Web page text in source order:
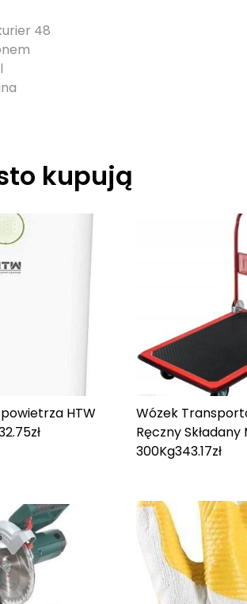
48
kupują
HTW
zł
Wózek
Ręczny Składany
300Kg343.17zł